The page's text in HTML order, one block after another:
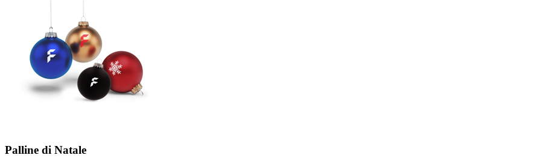
Palline di Natale